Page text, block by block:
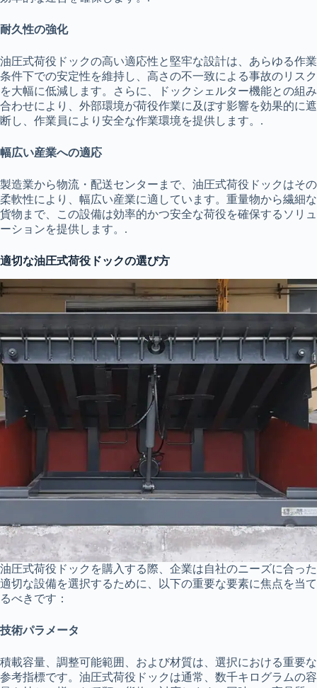
耐久性の強化
油圧式荷役ドックの高い適応性と堅牢な設計は、あらゆる作業
条件下での安定性を維持し、高さの不一致による事故のリスク
を大幅に低減します。さらに、ドックシェルター機能との組み
合わせにより、外部環境が荷役作業に及ぼす影響を効果的に遮
断し、作業員により安全な作業環境を提供します。.
幅広い産業への適応
製造業から物流・配送センターまで、油圧式荷役ドックはその
柔軟性により、幅広い産業に適しています。重量物から繊細な
貨物まで、この設備は効率的かつ安全な荷役を確保するソリュ
ーションを提供します。.
適切な油圧式荷役ドックの選び方
油圧式荷役ドックを購入する際、企業は自社のニーズに合った
適切な設備を選択するために、以下の重要な要素に焦点を当て
るべきです：
技術パラメータ
積載容量、調整可能範囲、および材質は、選択における重要な
参考指標です。油圧式荷役ドックは通常、数千キログラムの容